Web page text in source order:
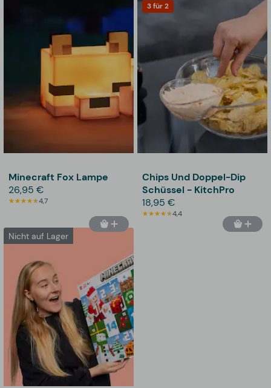
Minecraft Fox Lampe
26,95 €
4,7
3 für 2
Chips Und Doppel-Dip
Schüssel - KitchPro
18,95 €
4,4
Nicht auf Lager